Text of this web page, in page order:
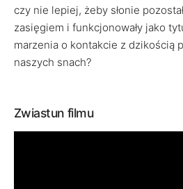
czy nie lepiej, żeby słonie
zasięgiem i funkcjonowały jako
marzenia o kontakcie z dzikością
naszych snach?
Zwiastun filmu